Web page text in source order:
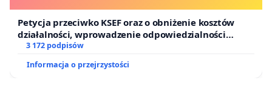
Petycja przeciwko KSEF oraz o obniżenie kosztów
działalności, wprowadzenie odpowiedzialności
finansowej kluczowych urzędników i sędziów
3 172 podpisów
Informacja o przejrzystości